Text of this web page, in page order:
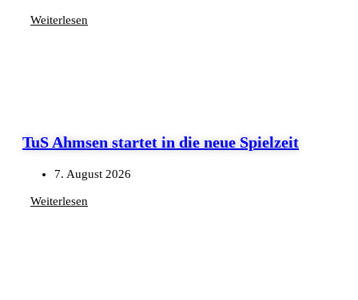
Weiterlesen
TuS Ahmsen startet in die neue Spielzeit
7. August 2026
Weiterlesen